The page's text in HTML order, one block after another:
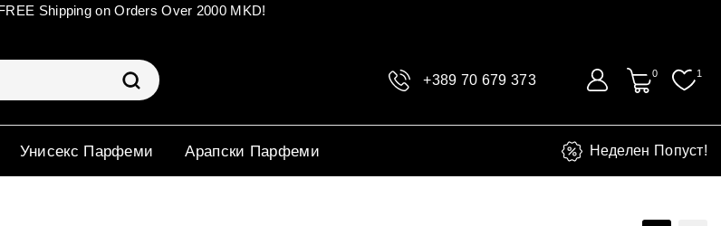
Shipping on Orders Over 2000 MKD!
+389 70 679 373 0 1
Унисекс Парфеми Арапски Парфеми Неделен Попуст!